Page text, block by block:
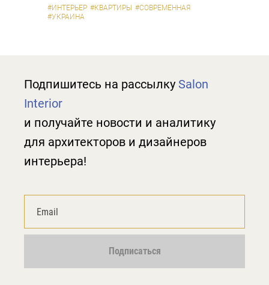
#ИНТЕРЬЕР #КВАРТИРЫ #СОВРЕМЕННАЯ
#УКРАИНА
Подпишитесь на рассылку Salon
Interior
и получайте новости и аналитику
для архитекторов и дизайнеров
интерьера!
Подписаться